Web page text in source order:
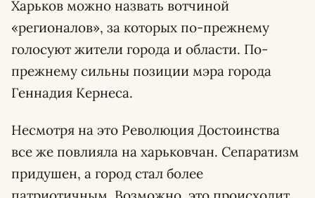
Харьков можно назвать вотчиной
«регионалов», за которых по-прежнему
голосуют жители города и области. По-
прежнему сильны позиции мэра города
Геннадия Кернеса.
Несмотря на это Революция Достоинства
все же повлияла на харьковчан. Сепаратизм
придушен, а город стал более